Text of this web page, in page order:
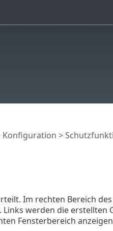
Konfiguration >
Im rechten Bereich
werden die erstellten
Fensterbereich